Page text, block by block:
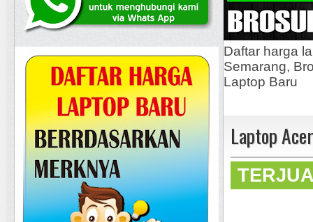
Daftar harga
Semarang,
Laptop Baru
Laptop